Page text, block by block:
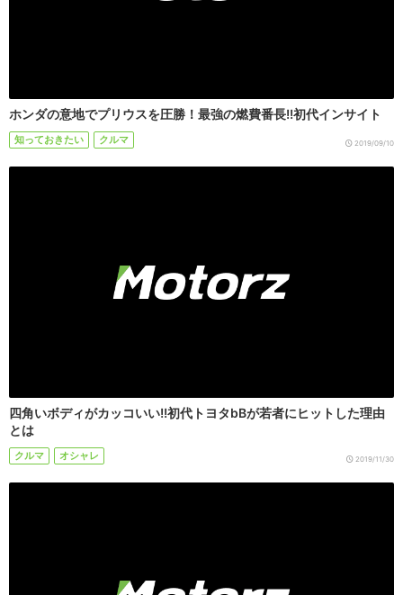
ホンダの意地でプリウスを圧勝！最強の燃費番長!!初代インサイト
知っておきたい クルマ 2019/09/10
四角いボディがカッコいい!!初代トヨタbBが若者にヒットした理由
とは
クルマ オシャレ 2019/11/30